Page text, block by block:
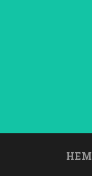
HEM